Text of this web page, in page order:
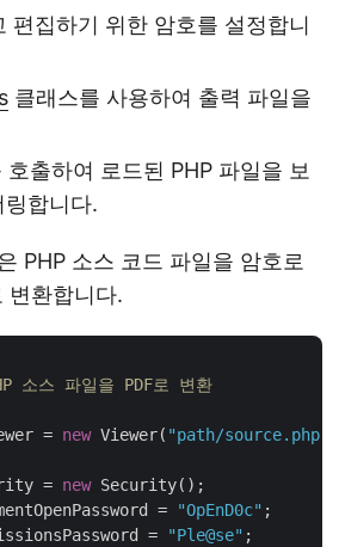
편집하기 위한 암호를 설정합니
클래스를 사용하여 출력 파일을
호출하여 로드된 PHP 파일을 보
합니다.
PHP 소스 코드 파일을 암호로
변환합니다.
소스 파일을 PDF로 변환
= new Viewer( "path/source.php"
=
new Security();
=
"OpEnD0c" ;
=
"Ple@se" ;